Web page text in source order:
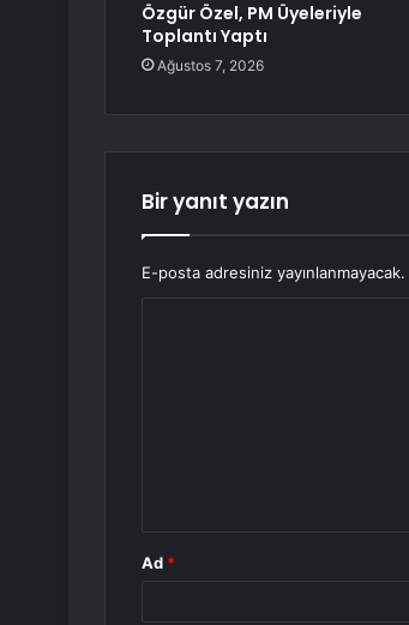
Özgür Özel, PM Üyeleriyle
Toplantı Yaptı
Ağustos 7, 2026
Bir yanıt yazın
E-posta adresiniz yayınlanmayacak.
Ad *